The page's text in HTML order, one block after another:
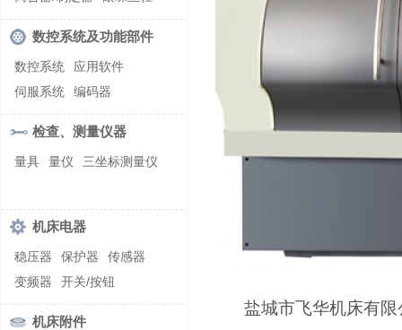
齿轮/减速器
数控系统及功能部件
数控系统
应用软件
伺服系统
编码器
检查、测量仪器
量具 量仪 三坐标测量仪
机床电器
稳压器 保护器
传感器
变频器
开关/按钮
机床附件
盐城市飞华机床有